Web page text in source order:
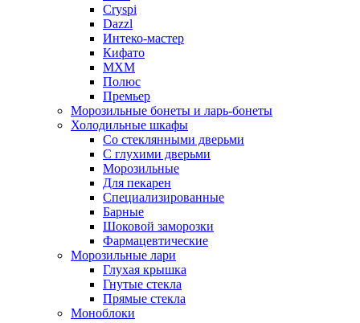
Cryspi
Dazzl
Интеко-мастер
Кифато
МХМ
Полюс
Премьер
Морозильные бонеты и ларь-бонеты
Холодильные шкафы
Со стеклянными дверьми
С глухими дверьми
Морозильные
Для пекарен
Специализированные
Барные
Шоковой заморозки
Фармацевтические
Морозильные лари
Глухая крышка
Гнутые стекла
Прямые стекла
Моноблоки